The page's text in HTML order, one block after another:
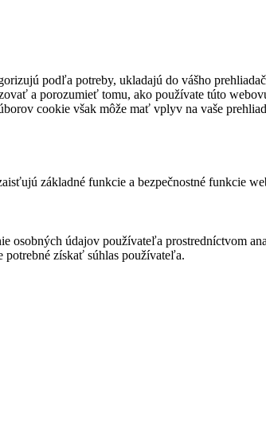
podľa potreby, ukladajú do vášho
a porozumieť tomu, ako používate túto
cookie však môže mať vplyv na vaše
základné funkcie a bezpečnostné funkcie
osobných údajov používateľa prostredníctvom
potrebné získať súhlas používateľa.